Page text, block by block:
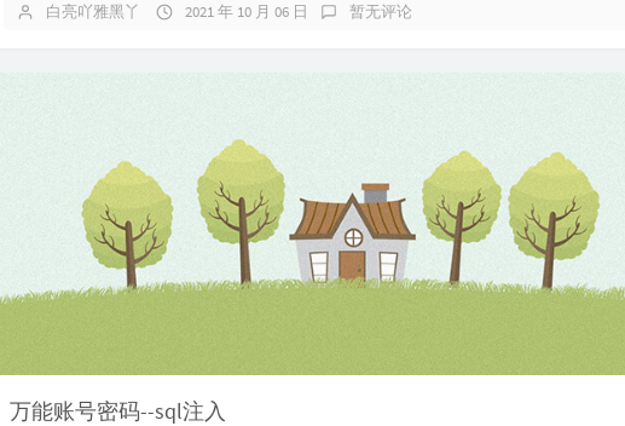
白亮吖雅黑丫 2021 年 10 月 06 日 暂无评论
万能账号密码--sql注入